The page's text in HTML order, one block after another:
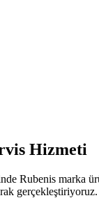
Hizmeti
Rubenis marka
gerçekleştiriyoruz.